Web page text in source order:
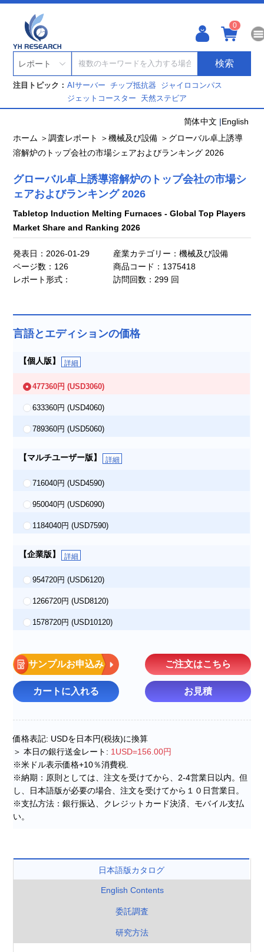
0
レポート 検索
注目トピック： AIサーバーチップ抵抗器 ジャイロコンパス
ジェットコースター 天然ステビア
简体中文 |English
ホーム ＞調査レポート ＞機械及び設備 ＞ グローバル卓上誘導
溶解炉のトップ会社の市場シェアおよびランキング 2026
グローバル卓上誘導溶解炉のトップ会社の市場シ
ェアおよびランキング 2026
Tabletop Induction Melting Furnaces - Global Top Players
Market Share and Ranking 2026
発表日：2026-01-29
産業カテゴリー：機械及び設備
ページ数：126
商品コード：1375418
レポート形式：
訪問回数：299 回
言語とエディションの価格
【個人版】 詳細
477360円(USD3060)
633360円(USD4060)
789360円(USD5060)
【マルチユーザー版】 詳細
716040円(USD4590)
950040円(USD6090)
1184040円(USD7590)
【企業版】 詳細
954720円(USD6120)
1266720円(USD8120)
1578720円(USD10120)
サンプルお申込み ご注文はこちら
カートに入れる お見積
価格表記: USDを日本円(税抜)に換算
＞ 本日の銀行送金レート: 1USD=156.00円
※米ドル表示価格+10％消費税.
※納期：原則としては、注文を受けてから、2-4営業日以内。但
し、日本語版が必要の場合、注文を受けてから１０日営業日。
※支払方法：銀行振込、クレジットカード決済、モバイル支払
い。
日本語版カタログ
English Contents
委託調査
研究方法